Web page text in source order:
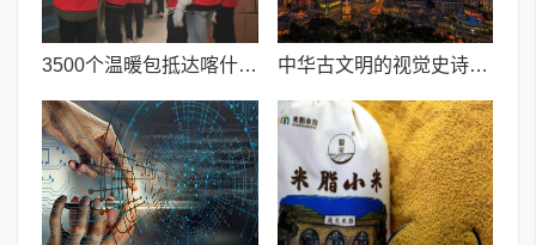
3500个温暖包抵达喀什,42名志愿者单日分装750个暖冬礼物 中华古文明的视觉史诗：郭泰来艳彩上古三经！再造与解码?